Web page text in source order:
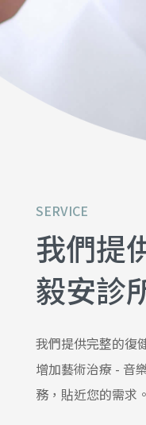
SERVICE
我們提
毅安診
我們提供完整的復
增加藝術治療 - 音
務，貼近您的需求